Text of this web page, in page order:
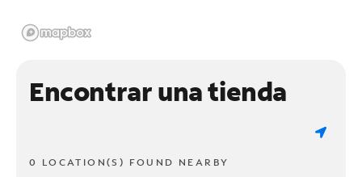
Encontrar una tienda
0 LOCATION(S) FOUND NEARBY